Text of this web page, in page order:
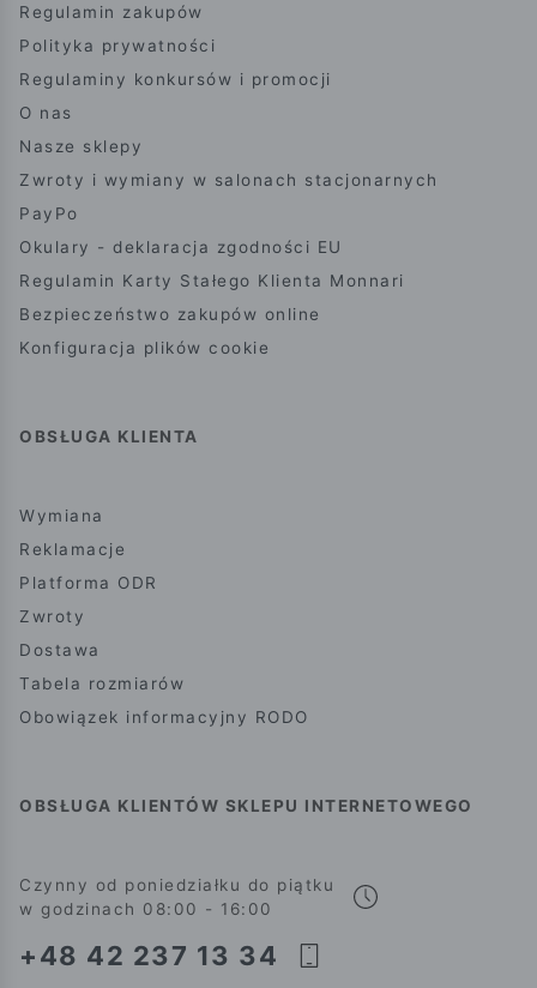
Regulamin zakupów
Polityka prywatności
Regulaminy konkursów i promocji
O nas
Nasze sklepy
Zwroty i wymiany w salonach stacjonarnych
PayPo
Okulary - deklaracja zgodności EU
Regulamin Karty Stałego Klienta Monnari
Bezpieczeństwo zakupów online
Konfiguracja plików cookie
OBSŁUGA KLIENTA
Wymiana
Reklamacje
Platforma ODR
Zwroty
Dostawa
Tabela rozmiarów
Obowiązek informacyjny RODO
OBSŁUGA KLIENTÓW SKLEPU INTERNETOWEGO
Czynny od poniedziałku do piątku
w godzinach 08:00 - 16:00
+48 42 237 13 34